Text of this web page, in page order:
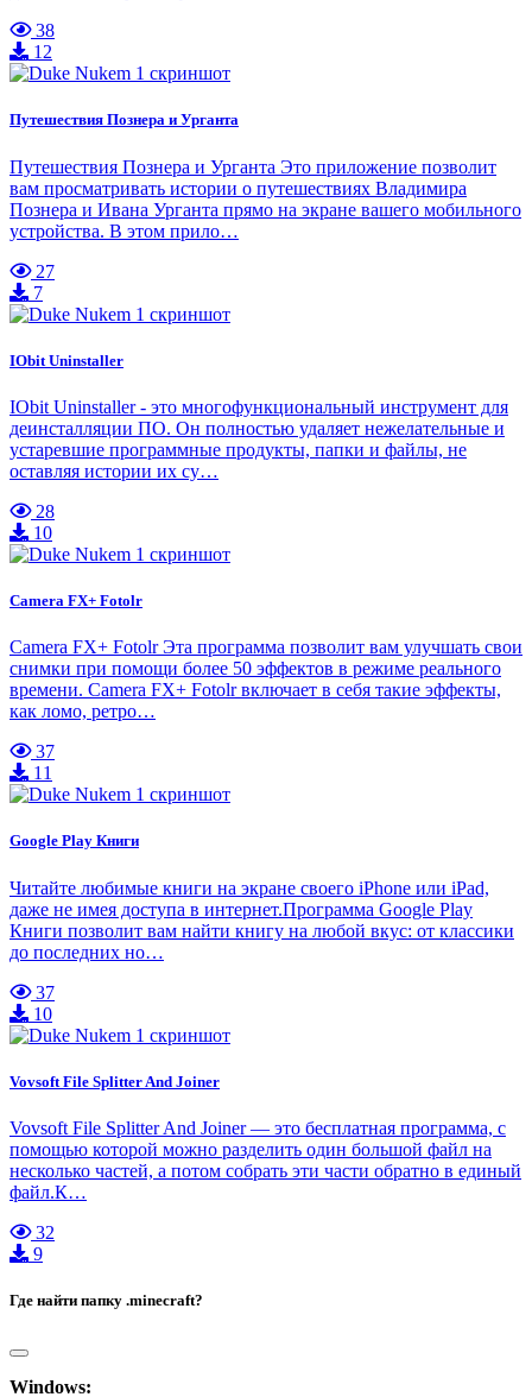
38
12
Путешествия Познера и Урганта
Путешествия Познера и Урганта Это приложение позволит
вам просматривать истории о путешествиях Владимира
Познера и Ивана Урганта прямо на экране вашего мобильного
устройства. В этом прило…
27
7
IObit Uninstaller
IObit Uninstaller - это многофункциональный инструмент для
деинсталляции ПО. Он полностью удаляет нежелательные и
устаревшие программные продукты, папки и файлы, не
оставляя истории их су…
28
10
Camera FX+ Fotolr
Camera FX+ Fotolr Эта программа позволит вам улучшать свои
снимки при помощи более 50 эффектов в режиме реального
времени. Camera FX+ Fotolr включает в себя такие эффекты,
как ломо, ретро…
37
11
Google Play Книги
Читайте любимые книги на экране своего iPhone или iPad,
даже не имея доступа в интернет.Программа Google Play
Книги позволит вам найти книгу на любой вкус: от классики
до последних но…
37
10
Vovsoft File Splitter And Joiner
Vovsoft File Splitter And Joiner — это бесплатная программа, с
помощью которой можно разделить один большой файл на
несколько частей, а потом собрать эти части обратно в единый
файл.К…
32
9
Где найти папку .minecraft?
Windows: